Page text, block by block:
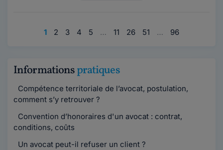
1 2 3 4 5 … 11 26 51 … 96
Informationspratiques
Compétence territoriale de l’avocat, postulation,
comment s’y retrouver ?
Convention d’honoraires d'un avocat : contrat,
conditions, coûts
Un avocat peut-il refuser un client ?